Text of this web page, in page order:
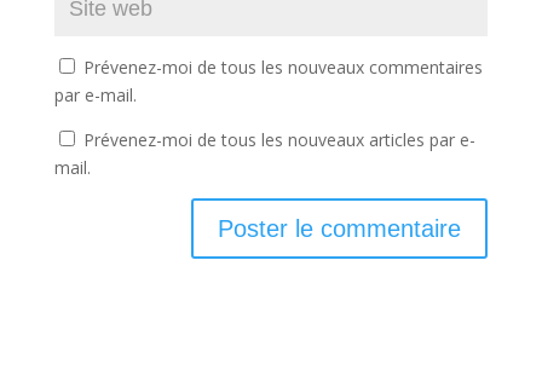
Prévenez-moi de tous les nouveaux commentaires
par e-mail.
Prévenez-moi de tous les nouveaux articles par e-
mail.